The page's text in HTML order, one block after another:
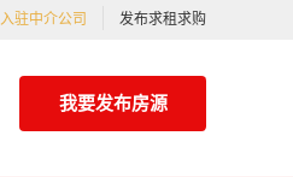
入驻中介公司 发布求租求购
我要发布房源